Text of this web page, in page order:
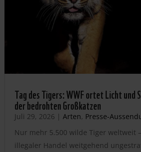
Tag des Tigers: WWF ortet Licht und
der bedrohten Großkatzen
Juli 29, 2026 | Arten, Presse-
Nur mehr 5.500 wilde Tiger weltweit
illegaler Handel weitgehend